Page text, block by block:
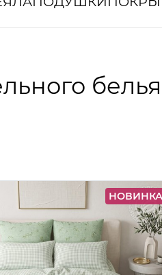
белья
НОВИНКА